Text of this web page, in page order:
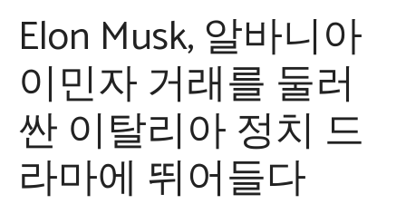
Elon Musk, 알바니아
이민자 거래를 둘러
싼 이탈리아 정치 드
라마에 뛰어들다